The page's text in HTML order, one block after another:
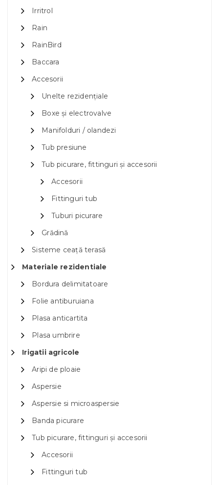
Irritrol
Rain
RainBird
Baccara
Accesorii
Unelte rezidențiale
Boxe și electrovalve
Manifolduri / olandezi
Tub presiune
Tub picurare, fittinguri și accesorii
Accesorii
Fittinguri tub
Tuburi picurare
Grădină
Sisteme ceață terasă
Materiale rezidentiale
Bordura delimitatoare
Folie antiburuiana
Plasa anticartita
Plasa umbrire
Irigatii agricole
Aripi de ploaie
Aspersie
Aspersie si microaspersie
Banda picurare
Tub picurare, fittinguri și accesorii
Accesorii
Fittinguri tub